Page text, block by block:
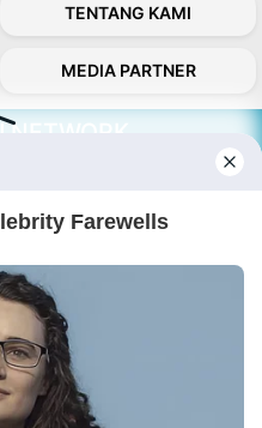
TENTANG KAMI
MEDIA PARTNER
NETWORK
berita aktual dan
pandang berbaik sangka
dari sumber yang tepat.